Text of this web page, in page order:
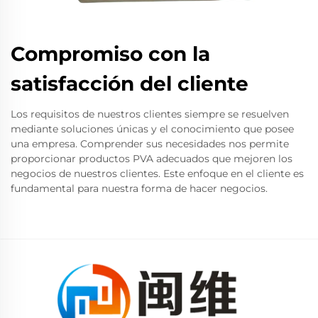
Compromiso con la
satisfacción del cliente
Los requisitos de nuestros clientes siempre se resuelven
mediante soluciones únicas y el conocimiento que posee
una empresa. Comprender sus necesidades nos permite
proporcionar productos PVA adecuados que mejoren los
negocios de nuestros clientes. Este enfoque en el cliente es
fundamental para nuestra forma de hacer negocios.